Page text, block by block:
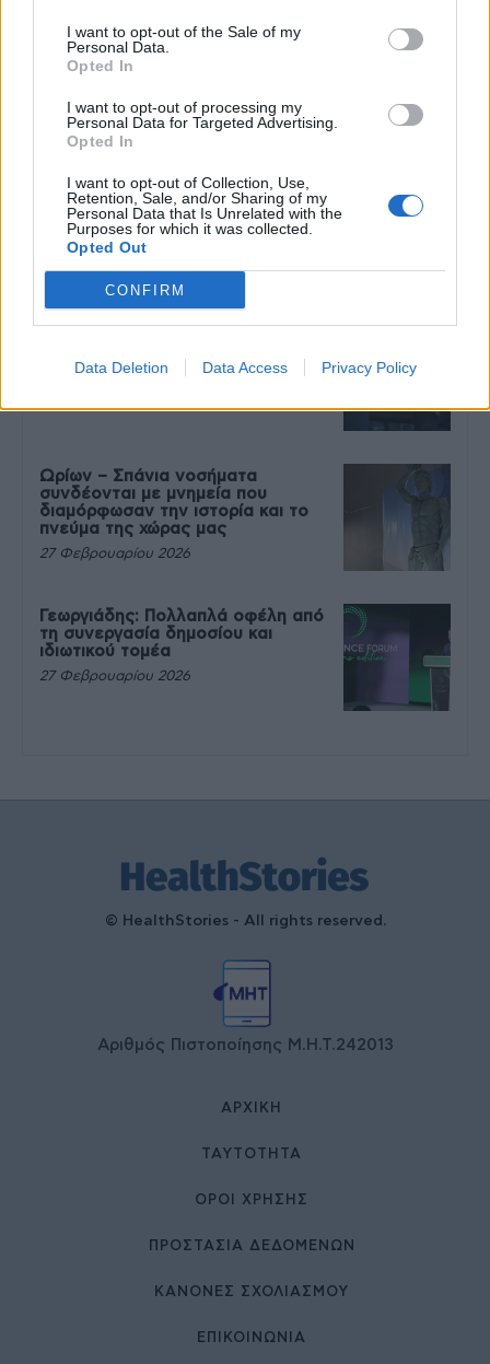
I want to opt-out of the Sale of my
Personal Data.
Opted In
I want to opt-out of processing my
Personal Data for Targeted Advertising.
Opted In
I want to opt-out of Collection, Use,
Retention, Sale, and/or Sharing of my
Personal Data that Is Unrelated with the
Purposes for which it was collected.
Opted Out
CONFIRM
Data Deletion Data Access Privacy Policy
9 πράγματα που δεν πρέπει να
λέτε σε έναν επισκέπτη
27 Φεβρουαρίου 2026
Πάνω από 100 μωρά έχουν
γεννηθεί μέσω εξωσωματικής, με
την υποστήριξη της Be-Live
27 Φεβρουαρίου 2026
πάντα μετά την άσκηση
Ωρίων – Σπάνια νοσήματα
συνδέονται με μνημεία που
διαμόρφωσαν την ιστορία και το
πνεύμα της χώρας μας
27 Φεβρουαρίου 2026
Γεωργιάδης: Πολλαπλά οφέλη από
τη συνεργασία δημοσίου και
ιδιωτικού τομέα
27 Φεβρουαρίου 2026
© HealthStories - All rights reserved.
Αριθμός Πιστοποίησης Μ.Η.Τ.242013
ΑΡΧΙΚΉ
ΤΑΥΤΌΤΗΤΑ
ΌΡΟΙ ΧΡΉΣΗΣ
ΠΡΟΣΤΑΣΙΑ ΔΕΔΟΜΕΝΩΝ
ΚΑΝΟΝΕΣ ΣΧΟΛΙΑΣΜΟΥ
ΕΠΙΚΟΙΝΩΝΊΑ